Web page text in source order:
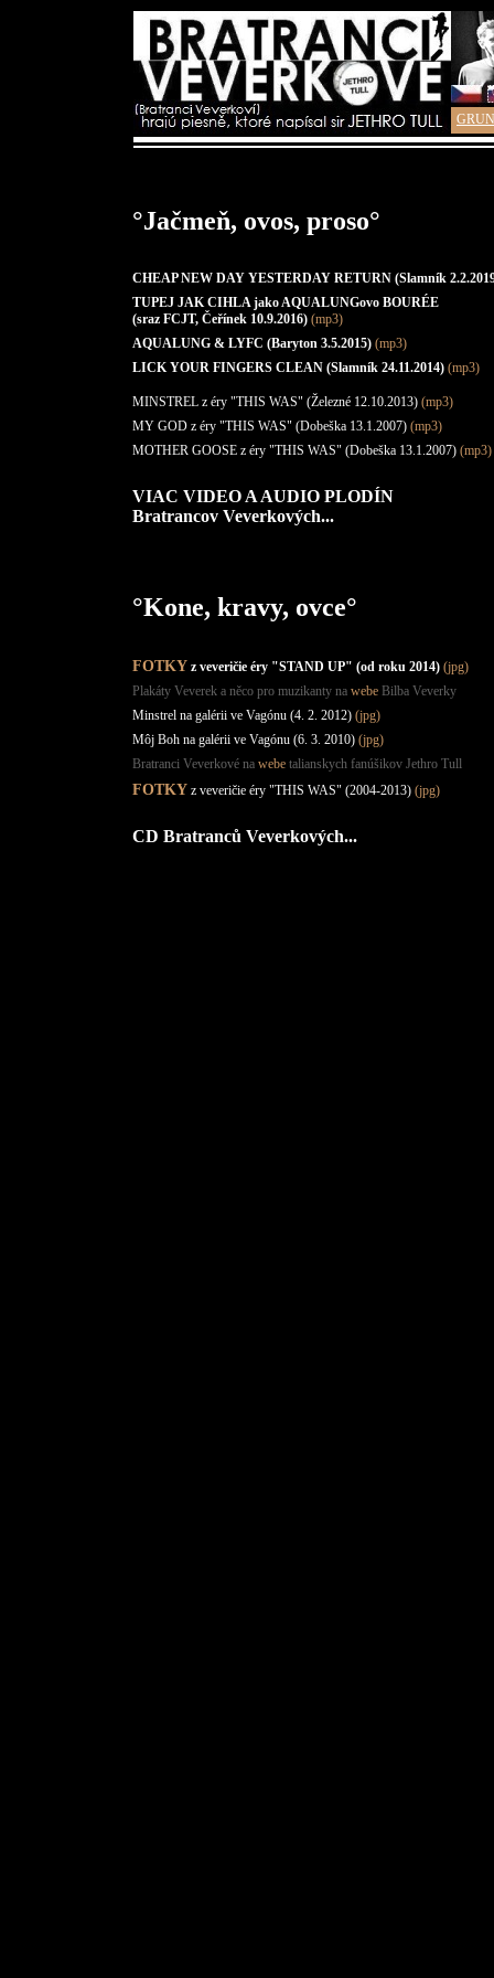
°Jačmeň, ovos, proso°
CHEAP NEW DAY YESTERDAY RETURN (Slamník
TUPEJ JAK CIHLA jako AQUALUNGovo BOURÉE
(sraz FCJT, Čeřínek 10.9.2016) (mp3)
AQUALUNG & LYFC (Baryton 3.5.2015) (mp3)
LICK YOUR FINGERS CLEAN (Slamník 24.11.2014) (mp3)
MINSTREL z éry "THIS WAS" (Železné 12.10.2013) (mp3)
MY GOD z éry "THIS WAS" (Dobeška 13.1.2007) (mp3)
MOTHER GOOSE z éry "THIS WAS" (Dobeška 13.1.2007) (mp3)
VIAC VIDEO A AUDIO PLODÍN
Bratrancov Veverkových...
°Kone, kravy, ovce°
FOTKY z veveričie éry "STAND UP" (od roku 2014) (jpg)
Plakáty Veverek a něco pro muzikanty na webe Bilba Veverky
Minstrel na galérii ve Vagónu (4. 2. 2012) (jpg)
Môj Boh na galérii ve Vagónu (6. 3. 2010) (jpg)
Bratranci Veverkové na webe talianskych fanúšikov Jethro Tull
FOTKY z veveričie éry "THIS WAS" (2004-2013) (jpg)
CD Bratranců Veverkových...